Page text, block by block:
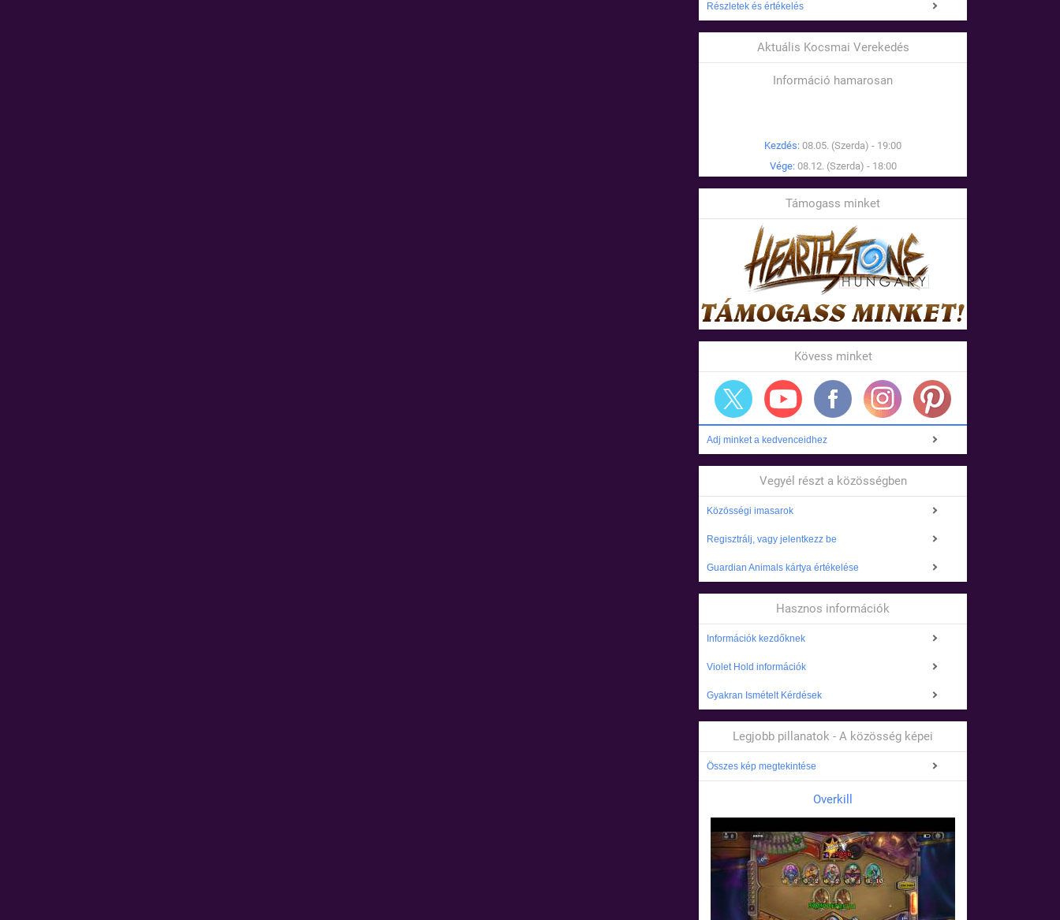
Részletek és értékelés
Aktuális Kocsmai Verekedés
Információ hamarosan
Kezdés: 08.05. (Szerda) - 19:00
Vége: 08.12. (Szerda) - 18:00
Támogass minket
Kövess minket
Adj minket a kedvenceidhez
Vegyél részt a közösségben
Közösségi imasarok
Regisztrálj, vagy jelentkezz be
Guardian Animals kártya értékelése
Hasznos információk
Információk kezdőknek
Violet Hold információk
Gyakran Ismételt Kérdések
Legjobb pillanatok - A közösség képei
Összes kép megtekintése
Overkill